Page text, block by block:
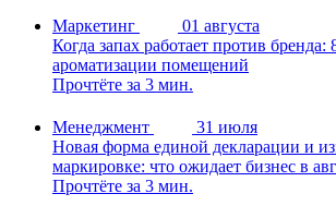
Маркетинг
01 августа
Когда запах работает против
ароматизации помещений
Прочтёте за 3 мин.
Менеджмент
31 июля
Новая форма единой декларации и
маркировке: что ожидает бизнес в
Прочтёте за 3 мин.